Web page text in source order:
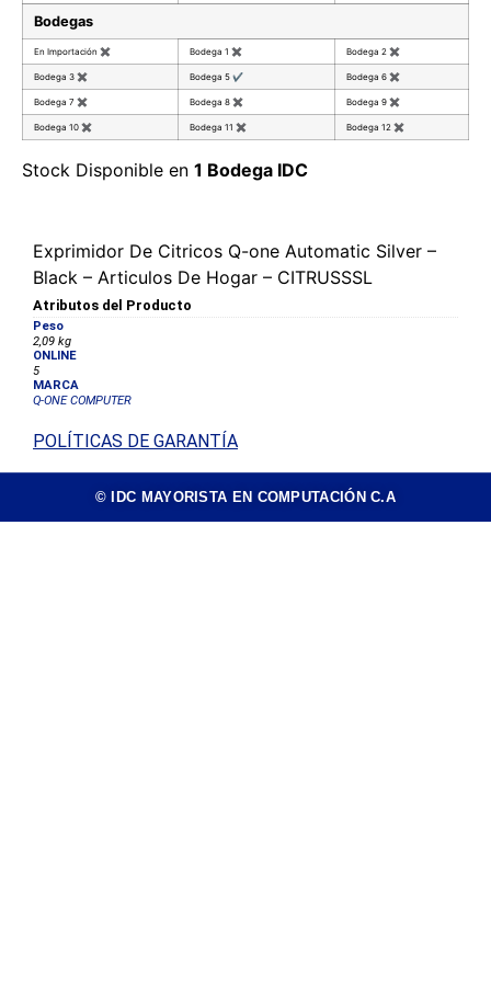
Bodegas
En Importación ✖ Bodega 1 ✖ Bodega 2 ✖
Bodega 3 ✖ Bodega 5 ✔ Bodega 6 ✖
Bodega 7 ✖ Bodega 8 ✖ Bodega 9 ✖
Bodega 10 ✖ Bodega 11 ✖ Bodega 12 ✖
Stock Disponible en 1 Bodega IDC
Exprimidor De Citricos Q-one Automatic Silver –
Black – Articulos De Hogar – CITRUSSSL
Atributos del Producto
Peso
2,09 kg
ONLINE
5
MARCA
Q-ONE COMPUTER
POLÍTICAS DE GARANTÍA
© IDC MAYORISTA EN COMPUTACIÓN C.A